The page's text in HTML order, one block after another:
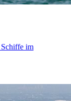
im